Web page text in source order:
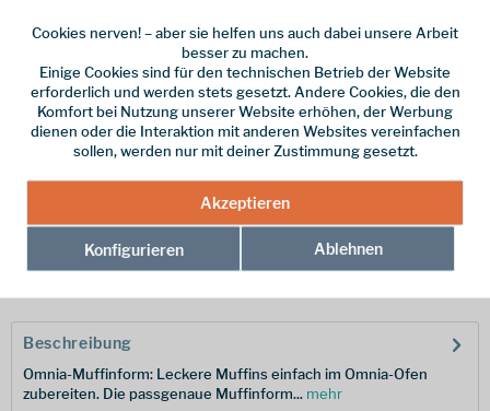
zzgl. Versandkosten
Online bestellen Ladenabholung
vorrätig | Lieferzeit 1-3 Werktage
Merken
Hersteller-Nr.: 9943463
Beschreibung
Omnia-Muffinform: Leckere Muffins einfach im Omnia-Ofen
zubereiten. Die passgenaue Muffinform... mehr
Cookies nerven! – aber sie helfen uns auch dabei unsere Arbeit
besser zu machen.
Einige Cookies sind für den technischen Betrieb der Website
erforderlich und werden stets gesetzt. Andere Cookies, die den
Komfort bei Nutzung unserer Website erhöhen, der Werbung
dienen oder die Interaktion mit anderen Websites vereinfachen
sollen, werden nur mit deiner Zustimmung gesetzt.
Akzeptieren
Konfigurieren Ablehnen